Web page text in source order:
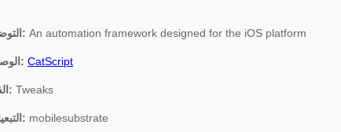
التوضيح: An automation framework designed for the iOS platform
الوصف: CatScript
الفئة: Tweaks
التبعيات: mobilesubstrate